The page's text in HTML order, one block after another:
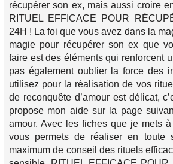
récupérer son ex, mais aussi croire
RITUEL EFFICACE POUR
24H ! La foi que vous avez dans la
magie pour récupérer son ex que
faire est des éléments qui renforcent
pas également oublier la force des
utilisez pour la réalisation de vos
de reconquête d’amour est délicat,
propose mon aide sur la page
amour. Avec les fiches que je mets
vous permets de réaliser en toute
maximum de conseil des rituels